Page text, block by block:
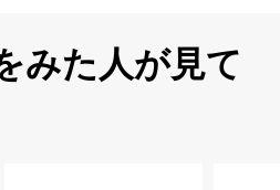
みた人が見て